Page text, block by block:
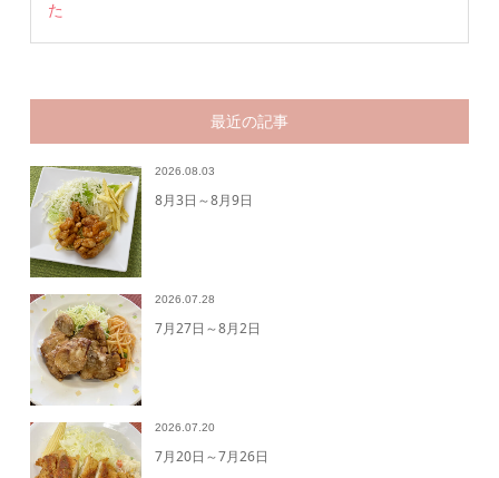
た
最近の記事
2026.08.03
8月3日～8月9日
2026.07.28
7月27日～8月2日
2026.07.20
7月20日～7月26日